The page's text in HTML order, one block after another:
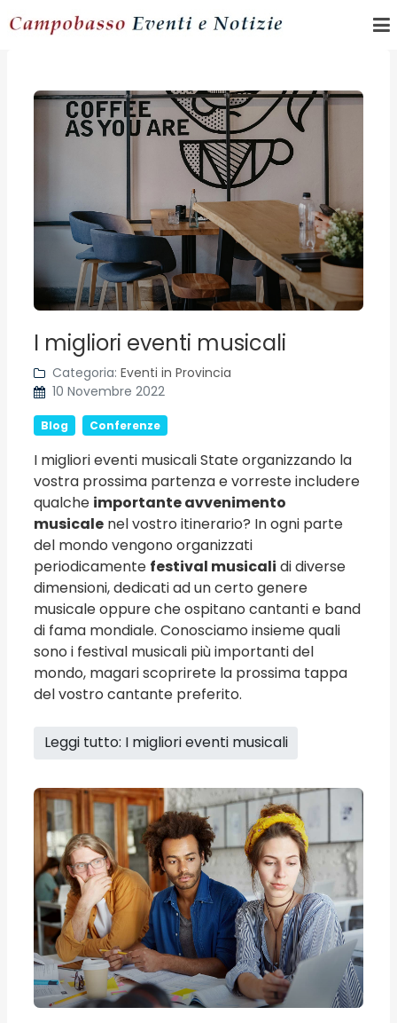
I migliori eventi musicali
Categoria: Eventi in Provincia
10 Novembre 2022
Blog Conferenze
I migliori eventi musicali State organizzando la
vostra prossima partenza e vorreste includere
qualche importante avvenimento
musicale nel vostro itinerario? In ogni parte
del mondo vengono organizzati
periodicamente festival musicali di diverse
dimensioni, dedicati ad un certo genere
musicale oppure che ospitano cantanti e band
di fama mondiale. Conosciamo insieme quali
sono i festival musicali più importanti del
mondo, magari scoprirete la prossima tappa
del vostro cantante preferito.
Leggi tutto: I migliori eventi musicali